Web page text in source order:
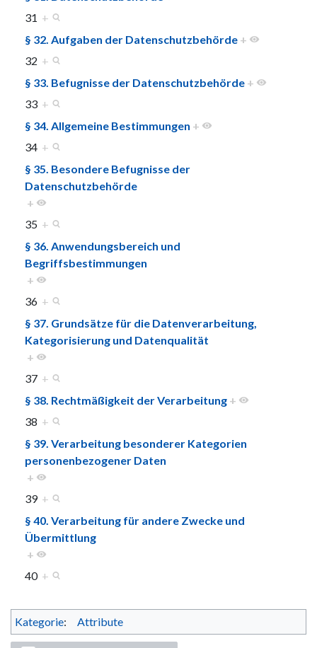
31 +
§ 32. Aufgaben der Datenschutzbehörde +
32 +
§ 33. Befugnisse der Datenschutzbehörde +
33 +
§ 34. Allgemeine Bestimmungen +
34 +
§ 35. Besondere Befugnisse der
Datenschutzbehörde
+
35 +
§ 36. Anwendungsbereich und
Begriffsbestimmungen
+
36 +
§ 37. Grundsätze für die Datenverarbeitung,
Kategorisierung und Datenqualität
+
37 +
§ 38. Rechtmäßigkeit der Verarbeitung +
38 +
§ 39. Verarbeitung besonderer Kategorien
personenbezogener Daten
+
39 +
§ 40. Verarbeitung für andere Zwecke und
Übermittlung
+
40 +
Kategorie: Attribute